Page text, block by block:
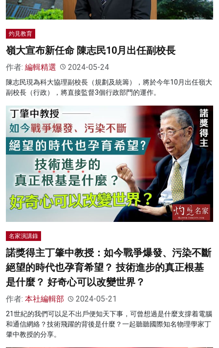
灼見教育
嶺大宣布新任命 陳志民10月出任副校長
作者: 編輯精選 2024-05-24
陳志民現為科大協理副校長（規劃及統籌），將於今年10月出任嶺大
副校長（行政），將直接監督3個行政部門的運作。
名家演講錄
諾獎得主丁肇中教授：如今戰爭爆發、污染不斷
絕望的時代也孕育希望？ 技術進步的真正根基
是什麼？ 好奇心可以改變世界？
作者: 本社編輯部 2024-05-21
21世紀的我們可以足不出戶便知天下事，可曾想過是什麼支撐着電腦
和通信網絡？技術飛躍的背後是什麼？一起聽聽國際知名物理學家丁
肇中教授的分享。